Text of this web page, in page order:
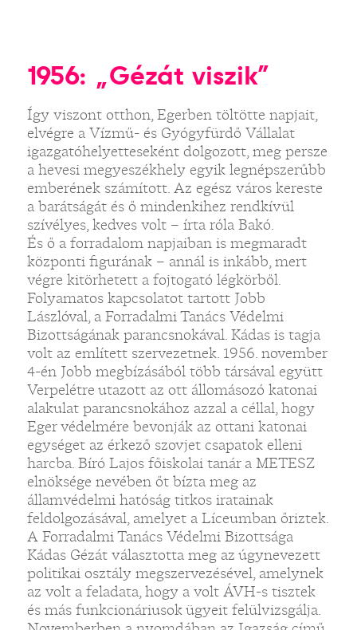
1956: „Gézát viszik”
Így viszont otthon, Egerben töltötte napjait,
elvégre a Vízmű- és Gyógyfürdő Vállalat
igazgatóhelyetteseként dolgozott, meg persze
a hevesi megyeszékhely egyik legnépszerűbb
emberének számított. Az egész város kereste
a barátságát és ő mindenkihez rendkívül
szívélyes, kedves volt – írta róla Bakó.
És ő a forradalom napjaiban is megmaradt
központi figurának – annál is inkább, mert
végre kitörhetett a fojtogató légkörből.
Folyamatos kapcsolatot tartott Jobb
Lászlóval, a Forradalmi Tanács Védelmi
Bizottságának parancsnokával. Kádas is tagja
volt az említett szervezetnek. 1956. november
4-én Jobb megbízásából több társával együtt
Verpelétre utazott az ott állomásozó katonai
alakulat parancsnokához azzal a céllal, hogy
Eger védelmére bevonják az ottani katonai
egységet az érkező szovjet csapatok elleni
harcba. Bíró Lajos főiskolai tanár a METESZ
elnöksége nevében őt bízta meg az
államvédelmi hatóság titkos iratainak
feldolgozásával, amelyet a Líceumban őriztek.
A Forradalmi Tanács Védelmi Bizottsága
Kádas Gézát választotta meg az úgynevezett
politikai osztály megszervezésével, amelynek
az volt a feladata, hogy a volt ÁVH-s tisztek
és más funkcionáriusok ügyeit felülvizsgálja.